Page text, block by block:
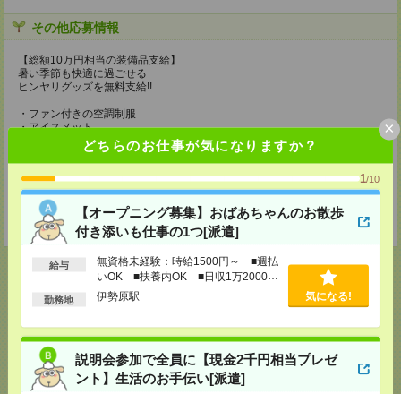
どちらのお仕事が気になりますか？
1/10
【オープニング募集】おばあちゃんのお散歩
付き添いも仕事の1つ[派遣]
給与
無資格未経験：時給1500円～ ■週払
いOK ■扶養内OK ■日収1万2000円
以上
勤務地 伊勢原駅 気になる!
説明会参加で全員に【現金2千円相当プレゼ
ント】生活のお手伝い[派遣]
×
その他応募情報
【総額10万円相当の装備品支給】
暑い季節も快適に過ごせる
ヒンヤリグッズを無料支給!!
・ファン付きの空調制服
・アイスメット
・紫外線カットの最新ヘルメット
・冷却ジェルシート
・塩分タブレット
・完全防水リュック
・軽量安全靴
・靴下3足
・ドリンク手当（200円/1勤務につき）
気になる！